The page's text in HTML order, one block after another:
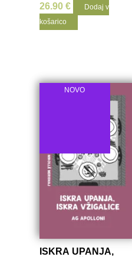
26.90€
Dodaj v
košarico
NOVO
ISKRA UPANJA,